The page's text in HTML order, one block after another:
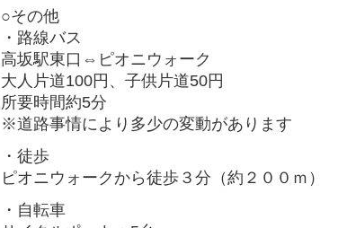
○その他
・路線バス
高坂駅東口⇔ピオニウォーク
大人片道100円、子供片道50円
所要時間約5分
※道路事情により多少の変動があります
・徒歩
ピオニウォークから徒歩３分（約２００ｍ）
・自転車